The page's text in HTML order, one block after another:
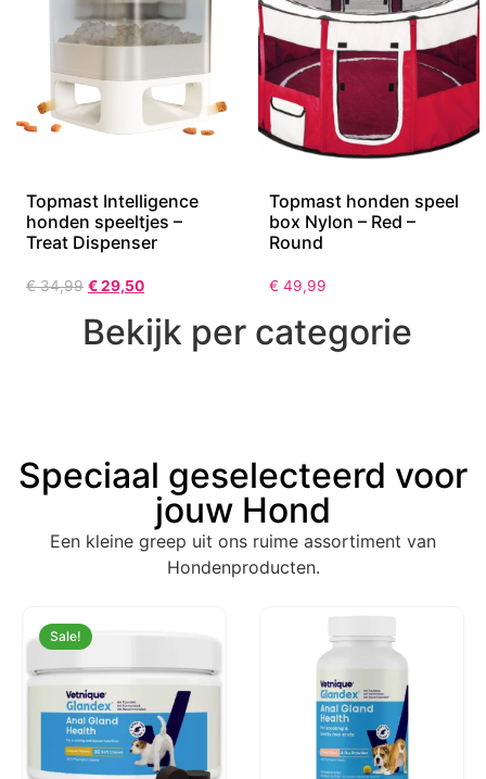
Topmast Intelligence
honden speeltjes –
Treat Dispenser
€34,99 €29,50
Topmast honden speel
box Nylon – Red –
Round
€ 49,99
Bekijk per categorie
Speciaal geselecteerd voor
jouw Hond
Een kleine greep uit ons ruime assortiment van
Hondenproducten.